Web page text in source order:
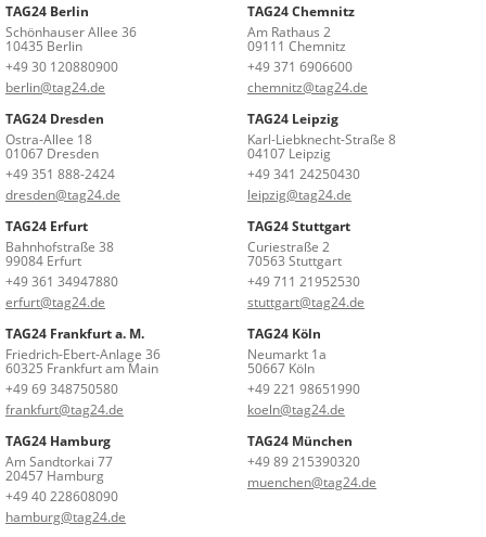
TAG24 Berlin
Schönhauser Allee 36
10435 Berlin
+49 30 120880900
berlin@tag24.de
TAG24 Chemnitz
Am Rathaus 2
09111 Chemnitz
+49 371 6906600
chemnitz@tag24.de
TAG24 Dresden
Ostra-Allee 18
01067 Dresden
+49 351 888-2424
dresden@tag24.de
TAG24 Leipzig
Karl-Liebknecht-Straße 8
04107 Leipzig
+49 341 24250430
leipzig@tag24.de
TAG24 Erfurt
Bahnhofstraße 38
99084 Erfurt
+49 361 34947880
erfurt@tag24.de
TAG24 Stuttgart
Curiestraße 2
70563 Stuttgart
+49 711 21952530
stuttgart@tag24.de
TAG24 Frankfurt a. M.
Friedrich-Ebert-Anlage 36
60325 Frankfurt am Main
+49 69 348750580
frankfurt@tag24.de
TAG24 Köln
Neumarkt 1a
50667 Köln
+49 221 98651990
koeln@tag24.de
TAG24 Hamburg
Am Sandtorkai 77
20457 Hamburg
+49 40 228608090
hamburg@tag24.de
TAG24 München
+49 89 215390320
muenchen@tag24.de